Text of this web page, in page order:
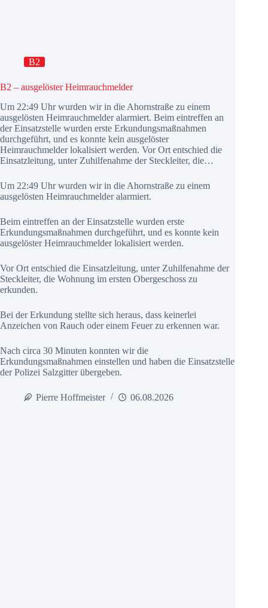
B2
B2 – ausgelöster Heimrauchmelder
Um 22:49 Uhr wurden wir in die Ahornstraße zu einem
ausgelösten Heimrauchmelder alarmiert. Beim eintreffen an
der Einsatzstelle wurden erste Erkundungsmaßnahmen
durchgeführt, und es konnte kein ausgelöster
Heimrauchmelder lokalisiert werden. Vor Ort entschied die
Einsatzleitung, unter Zuhilfenahme der Steckleiter, die…
Um 22:49 Uhr wurden wir in die Ahornstraße zu einem
ausgelösten Heimrauchmelder alarmiert.
Beim eintreffen an der Einsatzstelle wurden erste
Erkundungsmaßnahmen durchgeführt, und es konnte kein
ausgelöster Heimrauchmelder lokalisiert werden.
Vor Ort entschied die Einsatzleitung, unter Zuhilfenahme der
Steckleiter, die Wohnung im ersten Obergeschoss zu
erkunden.
Bei der Erkundung stellte sich heraus, dass keinerlei
Anzeichen von Rauch oder einem Feuer zu erkennen war.
Nach circa 30 Minuten konnten wir die
Erkundungsmaßnahmen einstellen und haben die Einsatzstelle
der Polizei Salzgitter übergeben.
Pierre Hoffmeister 06.08.2026